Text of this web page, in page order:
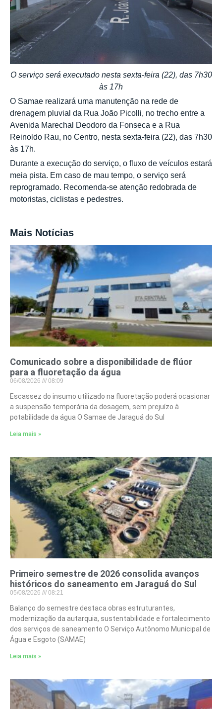
O serviço será executado nesta sexta-feira (22), das 7h30
às 17h
O Samae realizará uma manutenção na rede de
drenagem pluvial da Rua João Picolli, no trecho entre a
Avenida Marechal Deodoro da Fonseca e a Rua
Reinoldo Rau, no Centro, nesta sexta-feira (22), das 7h30
às 17h.
Durante a execução do serviço, o fluxo de veículos estará
meia pista. Em caso de mau tempo, o serviço será
reprogramado. Recomenda-se atenção redobrada de
motoristas, ciclistas e pedestres.
Mais Notícias
Comunicado sobre a disponibilidade de flúor
para a fluoretação da água
06/08/2026 08:09
Escassez do insumo utilizado na fluoretação poderá ocasionar
a suspensão temporária da dosagem, sem prejuízo à
potabilidade da água O Samae de Jaraguá do Sul
Leia mais »
Primeiro semestre de 2026 consolida avanços
históricos do saneamento em Jaraguá do Sul
05/08/2026 08:21
Balanço do semestre destaca obras estruturantes,
modernização da autarquia, sustentabilidade e fortalecimento
dos serviços de saneamento O Serviço Autônomo Municipal de
Água e Esgoto (SAMAE)
Leia mais »